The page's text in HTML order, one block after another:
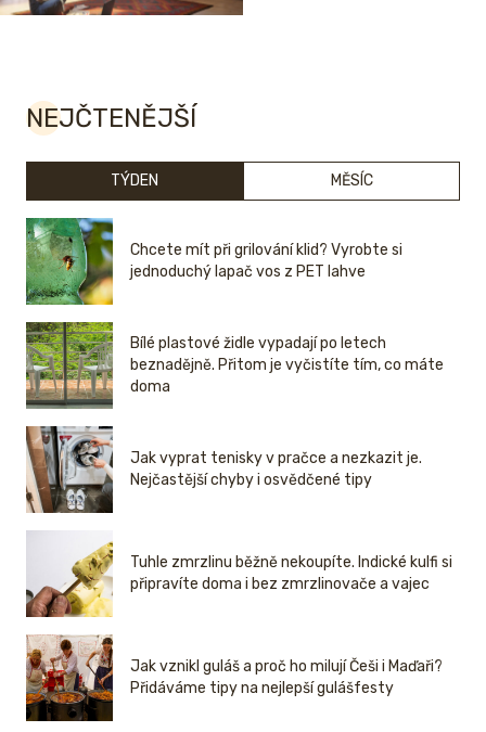
NEJČTENĚJŠÍ
TÝDEN MĚSÍC
Chcete mít při grilování klid? Vyrobte si
jednoduchý lapač vos z PET lahve
Bílé plastové židle vypadají po letech
beznadějně. Přitom je vyčistíte tím, co máte
doma
Jak vyprat tenisky v pračce a nezkazit je.
Nejčastější chyby i osvědčené tipy
Tuhle zmrzlinu běžně nekoupíte. Indické kulfi si
připravíte doma i bez zmrzlinovače a vajec
Jak vznikl guláš a proč ho milují Češi i Maďaři?
Přidáváme tipy na nejlepší gulášfesty